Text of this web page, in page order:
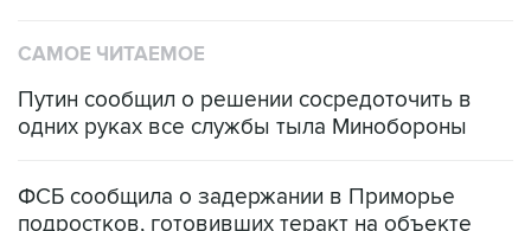
Путин сообщил о решении сосредоточить в
ФСБ сообщила о задержании в Приморье
Росгвардии